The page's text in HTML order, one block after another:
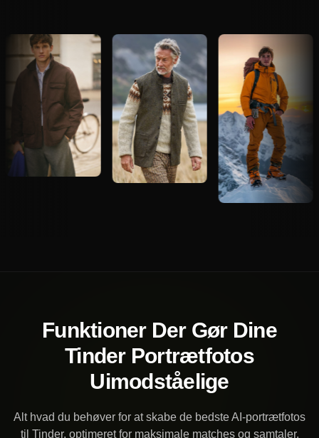
Funktioner Der Gør Dine
Tinder Portrætfotos
Uimodståelige
Alt hvad du behøver for at skabe de bedste AI-portrætfotos
til Tinder, optimeret for maksimale matches og samtaler.